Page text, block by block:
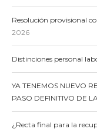
Resolución provisional
2026
Distinciones personal
YA TENEMOS NUEVO
PASO DEFINITIVO DE
¿Recta final para la